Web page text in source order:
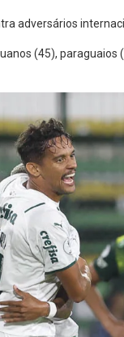
adversários
(45),